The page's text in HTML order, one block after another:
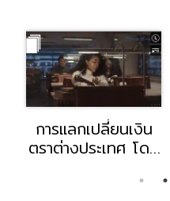
การแลกเปลี่ยนเงิน
ตราต่างประเทศ โดย
อาจารย์แผนกการ